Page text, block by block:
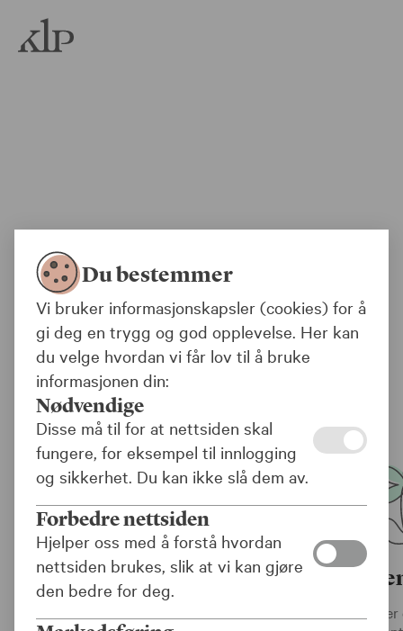
Offentlig
Med jobben
Du bestemmer
Vi bruker informasjonskapsler (cookies) for å
gi deg en trygg og god opplevelse. Her kan
du velge hvordan vi får lov til å bruke
informasjonen din:
Nødvendige
Disse må til for at nettsiden skal
fungere, for eksempel til innlogging
og sikkerhet. Du kan ikke slå dem av.
Forbedre nettsiden
Hjelper oss med å forstå hvordan
nettsiden brukes, slik at vi kan gjøre
den bedre for deg.